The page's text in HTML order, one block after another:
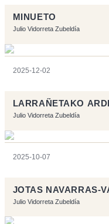
MINUETO
Julio Vidorreta Zubeldía
2025-12-02
LARRAÑETAKO
Julio Vidorreta Zubeldía
2025-10-07
JOTAS NAVARRAS-
Julio Vidorreta Zubeldía